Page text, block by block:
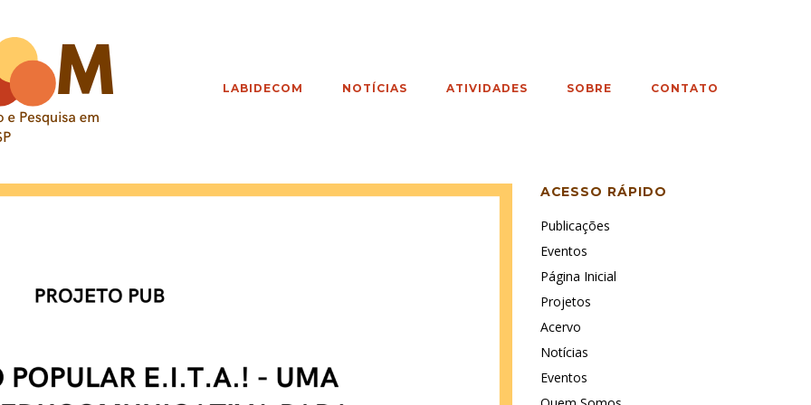
LABIDECOM NOTÍCIAS ATIVIDADES SOBRE CONTATO
ACESSO RÁPIDO
Publicações
Eventos
Página Inicial
Projetos
Acervo
Notícias
Eventos